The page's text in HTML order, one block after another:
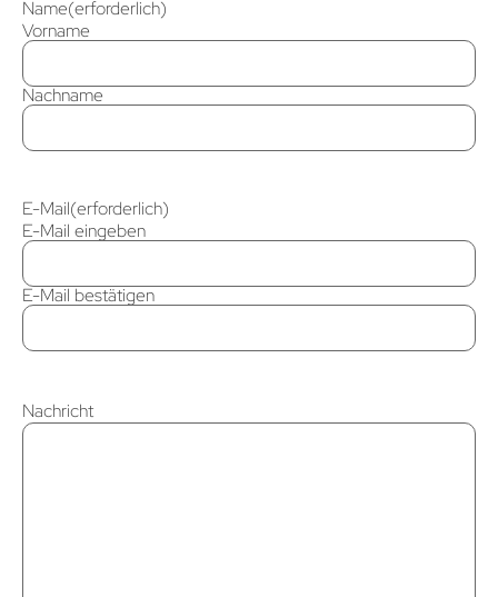
Name(erforderlich)
Vorname
Nachname
E-Mail(erforderlich)
E-Mail eingeben
E-Mail bestätigen
Nachricht